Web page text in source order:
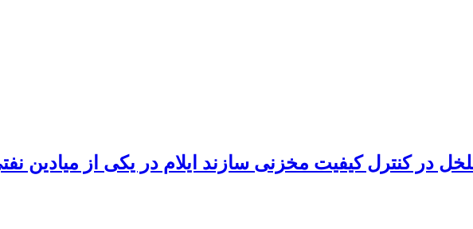
در کنترل کیفیت مخزنی سازند ایلام در یکی از میادین